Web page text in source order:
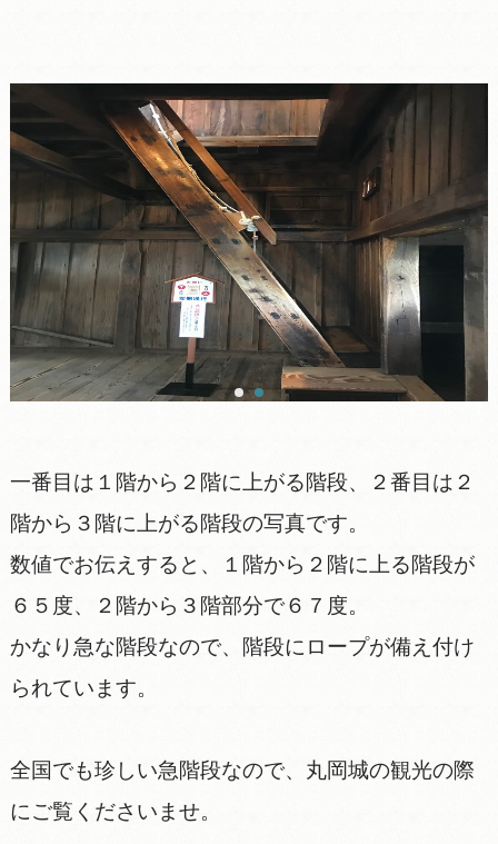
一番目は１階から２階に上がる階段、２番目は２
階から３階に上がる階段の写真です。
数値でお伝えすると、１階から２階に上る階段が
６５度、２階から３階部分で６７度。
かなり急な階段なので、階段にロープが備え付け
られています。
全国でも珍しい急階段なので、丸岡城の観光の際
にご覧くださいませ。